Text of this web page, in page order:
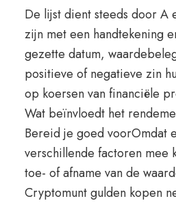
De lijst dient steeds door A
zijn met een handtekening
gezette datum,
positieve of negatieve zin
op koersen van financiële
Wat beïnvloedt het
Bereid je goed voorOmdat
verschillende factoren mee
toe- of afname van de
Cryptomunt gulden kopen